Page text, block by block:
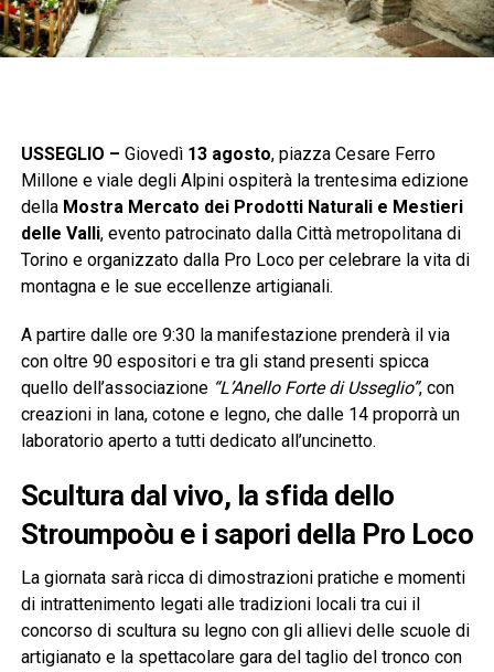
USSEGLIO – Giovedì 13 agosto, piazza Cesare Ferro
Millone e viale degli Alpini ospiterà la trentesima edizione
della Mostra Mercato dei Prodotti Naturali e Mestieri
delle Valli, evento patrocinato dalla Città metropolitana di
Torino e organizzato dalla Pro Loco per celebrare la vita di
montagna e le sue eccellenze artigianali.
A partire dalle ore 9:30 la manifestazione prenderà il via
con oltre 90 espositori e tra gli stand presenti spicca
quello dell’associazione “L’Anello Forte di Usseglio”, con
creazioni in lana, cotone e legno, che dalle 14 proporrà un
laboratorio aperto a tutti dedicato all’uncinetto.
Scultura dal vivo, la sfida dello
Stroumpoòu e i sapori della Pro Loco
La giornata sarà ricca di dimostrazioni pratiche e momenti
di intrattenimento legati alle tradizioni locali tra cui il
concorso di scultura su legno con gli allievi delle scuole di
artigianato e la spettacolare gara del taglio del tronco con